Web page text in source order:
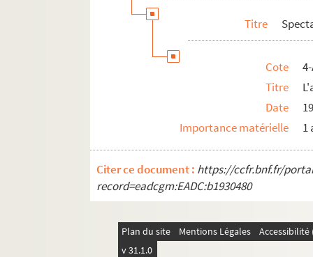
Titre
Cote
Titre
Date
Importance matérielle
1
Citer ce document : https://ccfr.bnf.fr/
record=eadcgm:EADC:b1930480
Plan du site Mentions Légales
v 31.1.0